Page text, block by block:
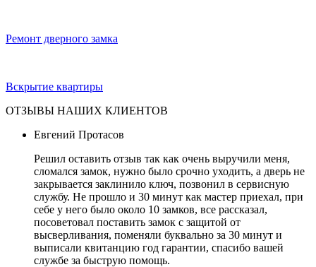
Ремонт дверного замка
Вскрытие квартиры
ОТЗЫВЫ НАШИХ КЛИЕНТОВ
Евгений Протасов
Решил оставить отзыв так как очень выручили меня,
сломался замок, нужно было срочно уходить, а дверь не
закрывается заклинило ключ, позвонил в сервисную
службу. Не прошло и 30 минут как мастер приехал, при
себе у него было около 10 замков, все рассказал,
посоветовал поставить замок с защитой от
высверливания, поменяли буквально за 30 минут и
выписали квитанцию год гарантии, спасибо вашей
службе за быструю помощь.